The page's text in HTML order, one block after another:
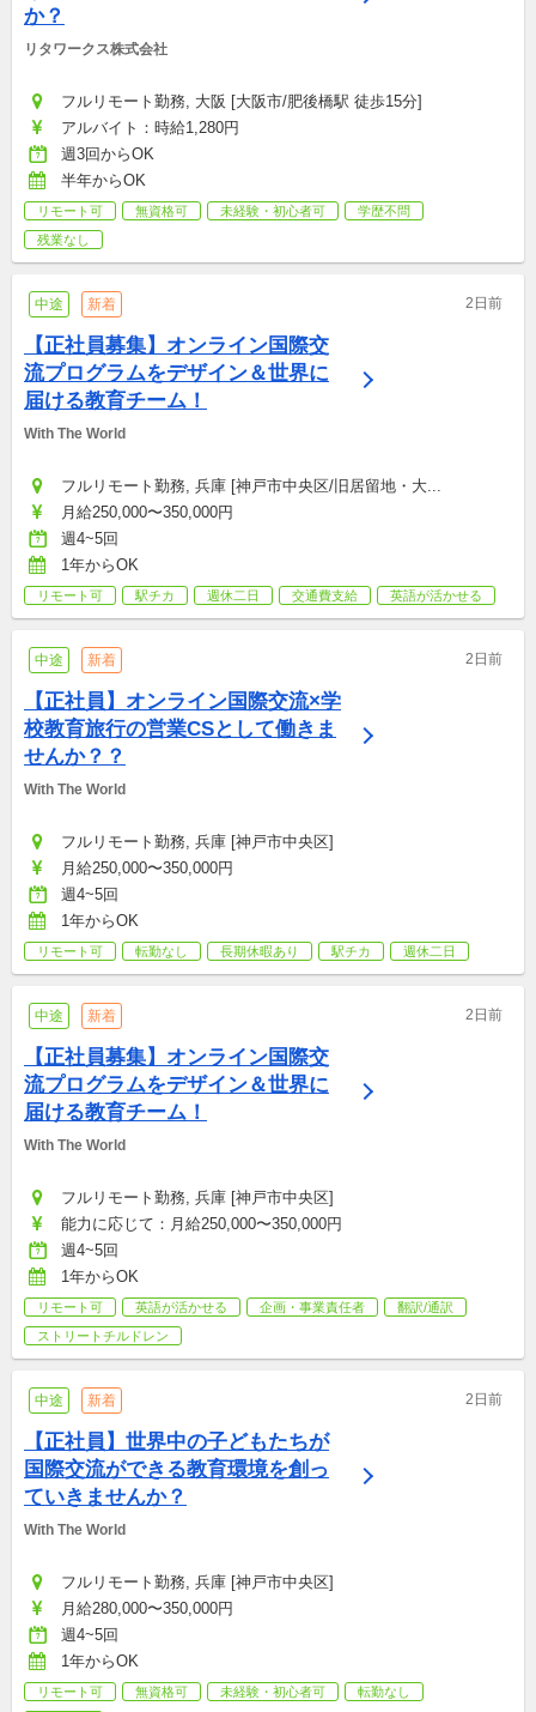
か？
リタワークス株式会社
フルリモート勤務, 大阪 [大阪市/肥後橋駅 徒歩15分]
アルバイト：時給1,280円
週3回からOK
半年からOK
リモート可 無資格可 未経験・初心者可
学歴不問
残業なし
中途 新着 2日前
【正社員募集】オンライン国際交
流プログラムをデザイン＆世界に
届ける教育チーム！
With The World
フルリモート勤務, 兵庫 [神戸市中央区/旧居留地・大...
月給250,000〜350,000円
週4~5回
1年からOK
リモート可 駅チカ 週休二日 交通費支給 英語が活かせる
中途 新着 2日前
【正社員】オンライン国際交流×学
校教育旅行の営業CSとして働きま
せんか？？
With The World
フルリモート勤務, 兵庫 [神戸市中央区]
月給250,000〜350,000円
週4~5回
1年からOK
リモート可 転勤なし 長期休暇あり 駅チカ 週休二日
中途 新着 2日前
【正社員募集】オンライン国際交
流プログラムをデザイン＆世界に
届ける教育チーム！
With The World
フルリモート勤務, 兵庫 [神戸市中央区]
能力に応じて：月給250,000〜350,000円
週4~5回
1年からOK
リモート可 英語が活かせる 企画・事業責任者
翻訳/通訳
ストリートチルドレン
中途 新着 2日前
【正社員】世界中の子どもたちが
国際交流ができる教育環境を創っ
ていきませんか？
With The World
フルリモート勤務, 兵庫 [神戸市中央区]
月給280,000〜350,000円
週4~5回
1年からOK
リモート可 無資格可 未経験・初心者可
転勤なし